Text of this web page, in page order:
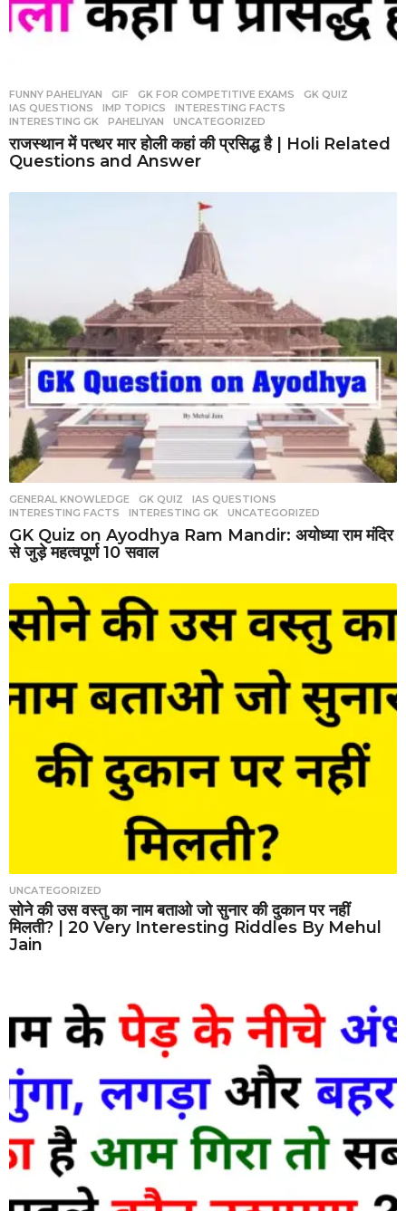
FUNNY PAHELIYAN ,GIF ,GK FOR COMPETITIVE EXAMS ,GK QUIZ
IAS QUESTIONS
,IMP TOPICS ,INTERESTING FACTS
INTERESTING GK
,PAHELIYAN ,UNCATEGORIZED
राजस्थान में पत्थर मार होली कहां की प्रसिद्ध है | Holi Related
Questions and Answer
GENERAL KNOWLEDGE ,GK QUIZ ,IAS QUESTIONS
INTERESTING FACTS
,INTERESTING GK ,UNCATEGORIZED
GK Quiz on Ayodhya Ram Mandir: अयोध्या राम मंदिर
से जुड़े महत्वपूर्ण 10 सवाल
UNCATEGORIZED
सोने की उस वस्तु का नाम बताओ जो सुनार की दुकान पर नहीं
मिलती? | 20 Very Interesting Riddles By Mehul
Jain